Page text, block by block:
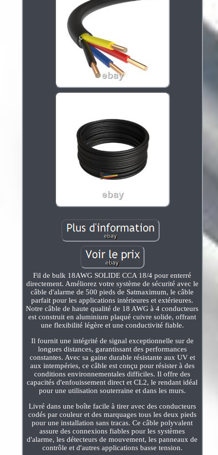
Fil de bulk 18AWG SOLIDE CCA 18/4 pour enterré
directement. Améliorez votre système de sécurité avec le
câble d'alarme de 500 pieds de Satmaximum, le câble
parfait pour les applications intérieures et extérieures.
Notre câble de haute qualité de 18 AWG à 4 conducteurs
est construit en aluminium plaqué cuivre solide, offrant
une flexibilité légère et une conductivité fiable.
Il fournit une intégrité de signal exceptionnelle sur de
longues distances, garantissant des performances
constantes. Avec sa gaine durable résistante aux UV et
aux intempéries, ce câble est conçu pour résister à des
conditions environnementales difficiles. Il offre des
capacités d'enfouissement direct et CL2, le rendant idéal
pour une utilisation souterraine et dans les murs.
Livré dans une boîte facile à tirer avec des conducteurs
codés par couleur et des marquages tous les deux pieds
pour une installation sans tracas. Ce câble polyvalent
assure des connexions fiables pour les systèmes
d'alarme, les détecteurs de mouvement, les panneaux de
contrôle et d'autres applications basse tension.